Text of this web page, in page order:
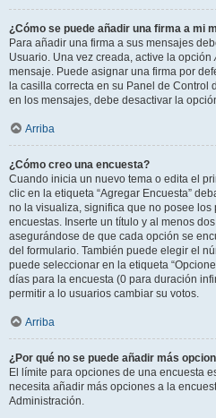
¿Cómo se puede añadir una firma a mi
Para añadir una firma a sus mensajes
Usuario. Una vez creada, active la opción
mensaje. Puede asignar una firma por
la casilla correcta en su Panel de
en los mensajes, debe desactivar la
Arriba
¿Cómo creo una encuesta?
Cuando inicia un nuevo tema o edita el
clic en la etiqueta “Agregar Encuesta”
no la visualiza, significa que no posee
encuestas. Inserte un título y al menos
asegurándose de que cada opción se
del formulario. También puede elegir el
puede seleccionar en la etiqueta
días para la encuesta (0 para duración
permitir a lo usuarios cambiar su votos.
Arriba
¿Por qué no se puede añadir más
El límite para opciones de una encuesta
necesita añadir más opciones a la
Administración.